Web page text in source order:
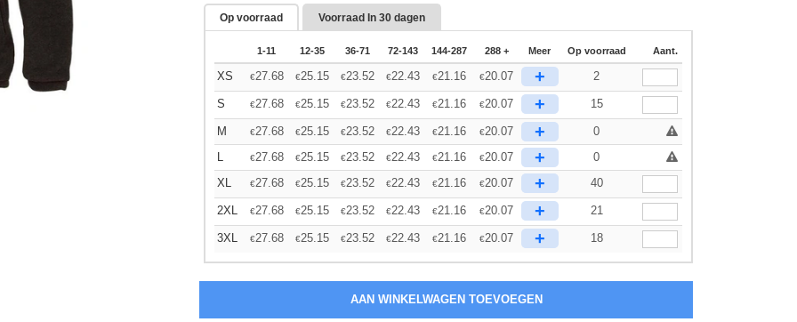
Op voorraad Voorraad In 30 dagen
1-11 12-35 36-71 72-143 144-287 288 + Meer Op voorraad Aant.
XS €27.68 €25.15 €23.52 €22.43 €21.16 €20.07 + 2
S €27.68 €25.15 €23.52 €22.43 €21.16 €20.07 + 15
M €27.68 €25.15 €23.52 €22.43 €21.16 €20.07 +
0
L
€27.68 €25.15 €23.52 €22.43 €21.16 €20.07 +
0
XL
€27.68 €25.15 €23.52 €22.43 €21.16 €20.07 + 40
2XL €27.68 €25.15 €23.52 €22.43 €21.16 €20.07 + 21
3XL €27.68 €25.15 €23.52 €22.43 €21.16 €20.07 + 18